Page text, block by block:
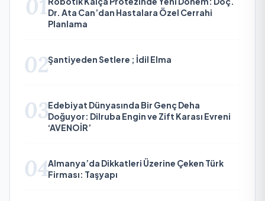
01 Dr. Ata Can’dan Hastalara Özel Cerrahi
Planlama
02Şantiyeden Setlere ; İdil Elma
03Edebiyat Dünyasında Bir Genç Deha
Doğuyor: Dilruba Engin ve Zift Karası Evreni
‘AVENOİR’
04Almanya’da Dikkatleri Üzerine Çeken Türk
Firması: Taşyapı